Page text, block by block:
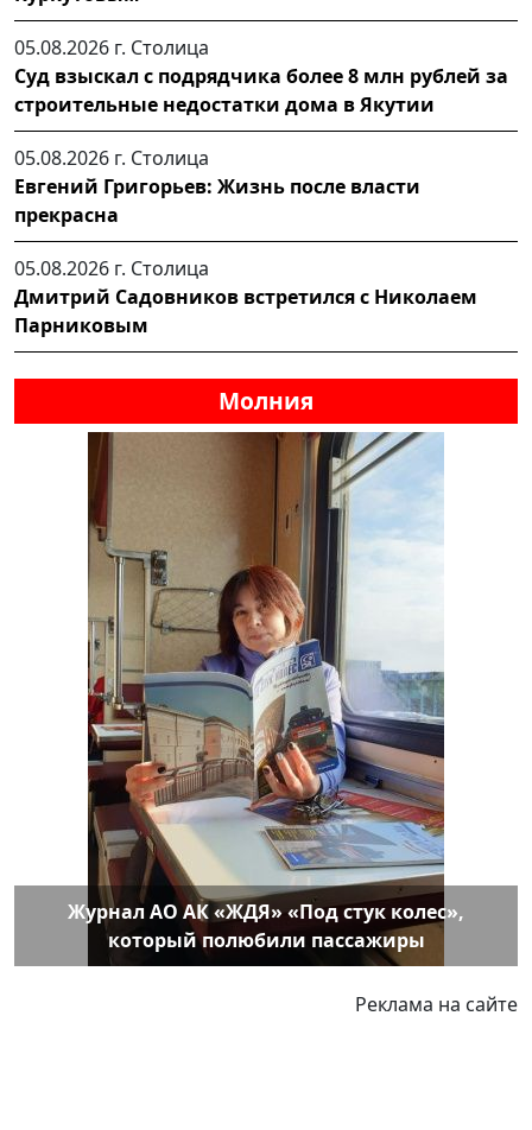
05.08.2026 г. Столица
Суд взыскал с подрядчика более 8 млн рублей за
строительные недостатки дома в Якутии
05.08.2026 г. Столица
Евгений Григорьев: Жизнь после власти
прекрасна
05.08.2026 г. Столица
Дмитрий Садовников встретился с Николаем
Парниковым
Молния
Журнал АО АК «ЖДЯ» «Под стук колес»,
который полюбили пассажиры
Реклама на сайте